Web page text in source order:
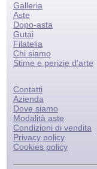
Galleria
Aste
Dopo-asta
Gutai
Filatelia
Chi siamo
Stime e perizie d'arte
Contatti
Azienda
Dove siamo
Modalità aste
Condizioni di vendita
Privacy policy
Cookies policy